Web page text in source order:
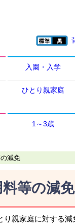
入園・入学
ひとり親家庭
1～3歳
減免
等の減免
親家庭に対する減